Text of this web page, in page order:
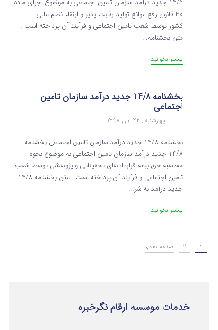
14/9 جدید درآمد سازمان تامین اجتماعی به موضوع اجرای ماده
40 قانون رفع موانع تولید رقابت پذیر و ارتقاء نظام مالی
کشور توسط شعب تامین اجتماعی و فرآیند آن پرداخته است .
متن بخشنامه...
بیشتر بخوانید
بخشنامه 14/8 جدید درآمد سازمان تامین
اجتماعی
چهارشنبه , 22 آبان 1398
بخشنامه 14/8 جدید درآمد سازمان تامین اجتماعی بخشنامه
14/8 جدید درآمد سازمان تامین اجتماعی به موضوع نحوه
محاسبه حق بیمه قراردادهای تحقیقاتی و پژوهشی توسط شعب
تامین اجتماعی و فرآیند آن پرداخته است . متن بخشنامه 14/8
جدید درآمد به شر...
بیشتر بخوانید
1
2 صفحه بعدی
خدمات موسسه ارقام نگرخبره